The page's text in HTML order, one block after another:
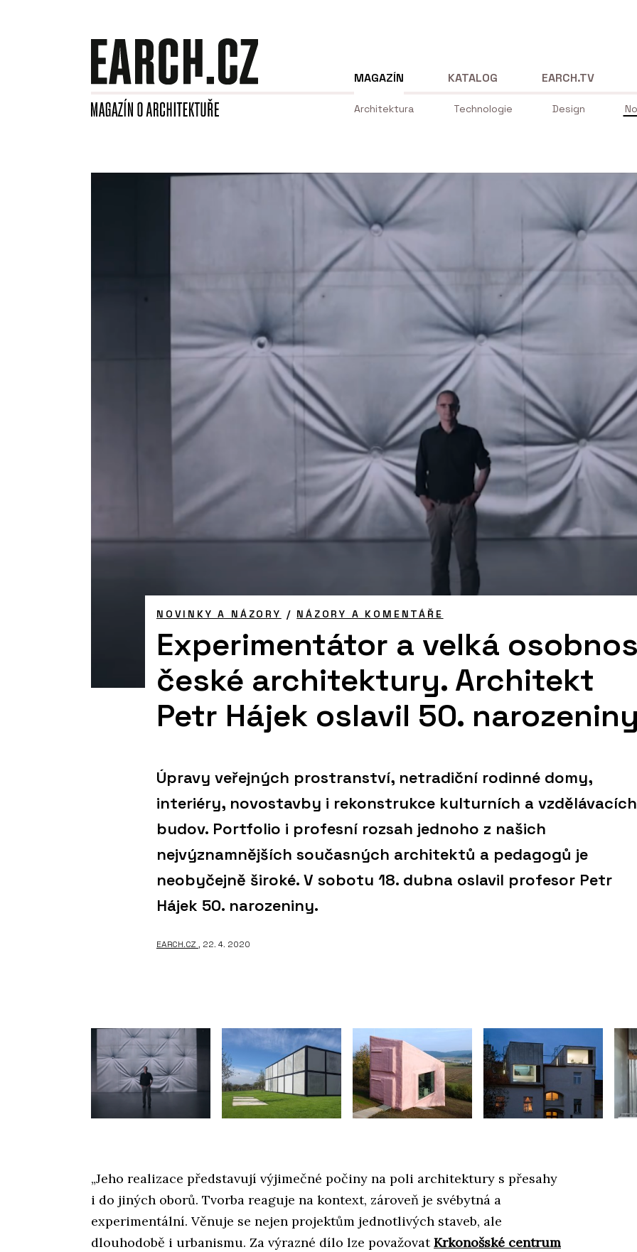
MAGAZÍN
Architektura Technologie Design
KATALOG EARCH.TV
NOVINKY A NÁZORY / NÁZORY A KOMENTÁŘE
Experimentátor a velká
české architektury. Architekt
Petr Hájek oslavil 50.
Úpravy veřejných prostranství, netradiční rodinné domy,
interiéry, novostavby i rekonstrukce kulturních a vzdělávacích
budov. Portfolio i profesní rozsah jednoho z našich
nejvýznamnějších současných architektů a pedagogů je
neobyčejně široké. V sobotu 18. dubna oslavil profesor Petr
Hájek 50. narozeniny.
EARCH.CZ , 22. 4. 2020
„Jeho realizace představují výjimečné počiny na poli architektury s přesahy
i do jiných oborů. Tvorba reaguje na kontext, zároveň je svébytná a
experimentální. Věnuje se nejen projektům jednotlivých staveb, ale
dlouhodobě i urbanismu. Za výrazné dílo lze považovatKrkonošské centrum